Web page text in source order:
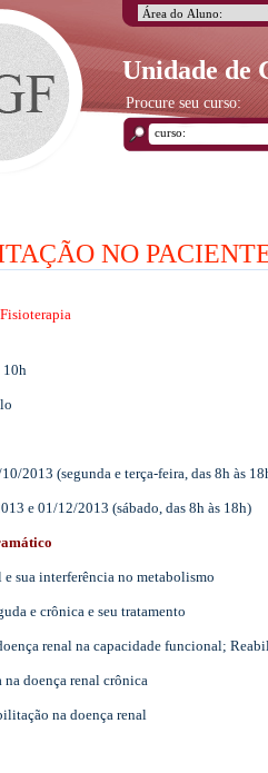
Unidade de
Procure seu curso:
NO
Fisioterapia
10h
2013 (segunda e terça-feira, das 8h às
e 01/12/2013 (sábado, das 8h às 18h)
sua interferência no metabolismo
e crônica e seu tratamento
renal na capacidade funcional;
doença renal crônica
na doença renal